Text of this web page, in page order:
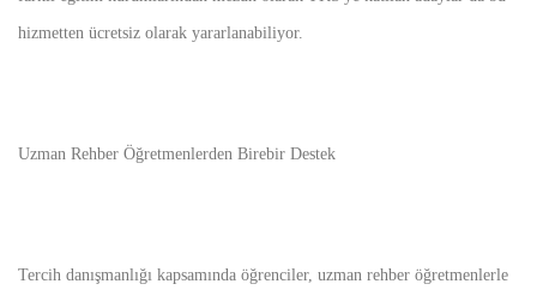
hizmetten ücretsiz olarak yararlanabiliyor.
Uzman Rehber Öğretmenlerden Birebir Destek
Tercih danışmanlığı kapsamında öğrenciler, uzman rehber öğretmenlerle